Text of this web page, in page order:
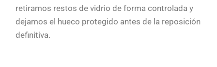
retiramos restos de vidrio de forma controlada y
dejamos el hueco protegido antes de la reposición
definitiva.